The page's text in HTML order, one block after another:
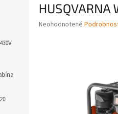
Priemerné
Neohodnotené